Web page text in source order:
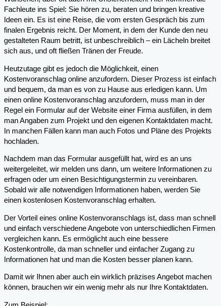
Fachleute ins Spiel: Sie hören zu, beraten und bringen kreative
Ideen ein. Es ist eine Reise, die vom ersten Gespräch bis zum
finalen Ergebnis reicht. Der Moment, in dem der Kunde den neu
gestalteten Raum betritt, ist unbeschreiblich – ein Lächeln breitet
sich aus, und oft fließen Tränen der Freude.
Heutzutage gibt es jedoch die Möglichkeit, einen
Kostenvoranschlag online anzufordern. Dieser Prozess ist einfach
und bequem, da man es von zu Hause aus erledigen kann. Um
einen online Kostenvoranschlag anzufordern, muss man in der
Regel ein Formular auf der Website einer Firma ausfüllen, in dem
man Angaben zum Projekt und den eigenen Kontaktdaten macht.
In manchen Fällen kann man auch Fotos und Pläne des Projekts
hochladen.
Nachdem man das Formular ausgefüllt hat, wird es an uns
weitergeleitet, wir melden uns dann, um weitere Informationen zu
erfragen oder um einen Besichtigungstermin zu vereinbaren.
Sobald wir alle notwendigen Informationen haben, werden Sie
einen kostenlosen Kostenvoranschlag erhalten.
Der Vorteil eines online Kostenvoranschlags ist, dass man schnell
und einfach verschiedene Angebote von unterschiedlichen Firmen
vergleichen kann. Es ermöglicht auch eine bessere
Kostenkontrolle, da man schneller und einfacher Zugang zu
Informationen hat und man die Kosten besser planen kann.
Damit wir Ihnen aber auch ein wirklich präzises Angebot machen
können, brauchen wir ein wenig mehr als nur Ihre Kontaktdaten.